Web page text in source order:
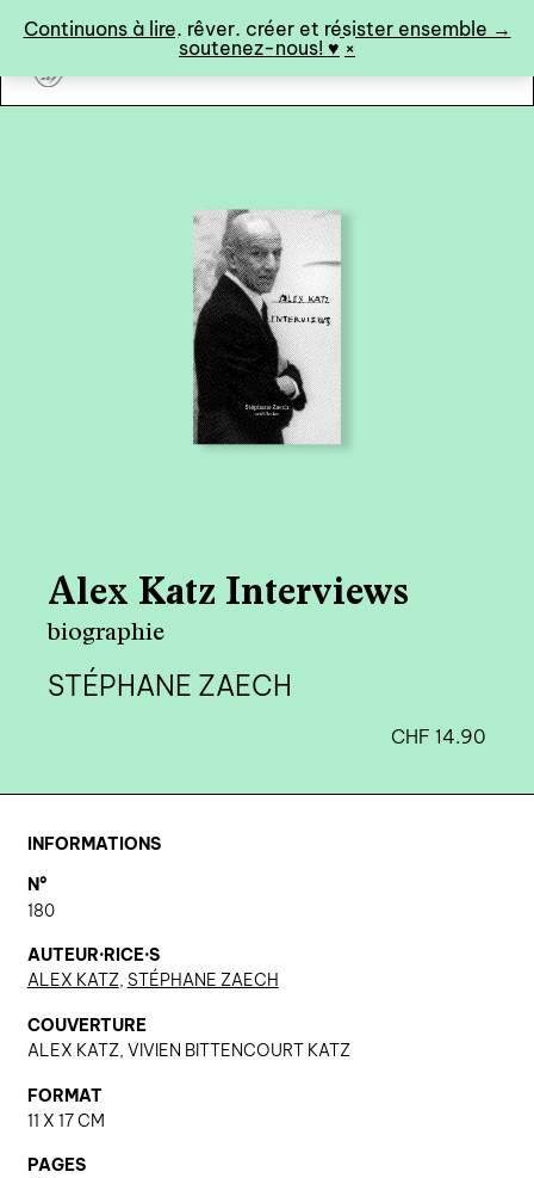
Continuons à lire, rêver, créer et résister ensemble →
soutenez-nous! ♥︎ ×
art&fiction
0
catalogue ↓
catalogue complet
à paraître
éditions de tête
artistes en résidence
qui sommes-nous? ↓
portraits
Alex Katz Interviews
biographie
STÉPHANE ZAECH
CHF 14.90
INFORMATIONS
N°
180
AUTEUR·RICE·S
ALEX KATZ, STÉPHANE ZAECH
COUVERTURE
ALEX KATZ, VIVIEN BITTENCOURT KATZ
FORMAT
11 X 17 CM
PAGES